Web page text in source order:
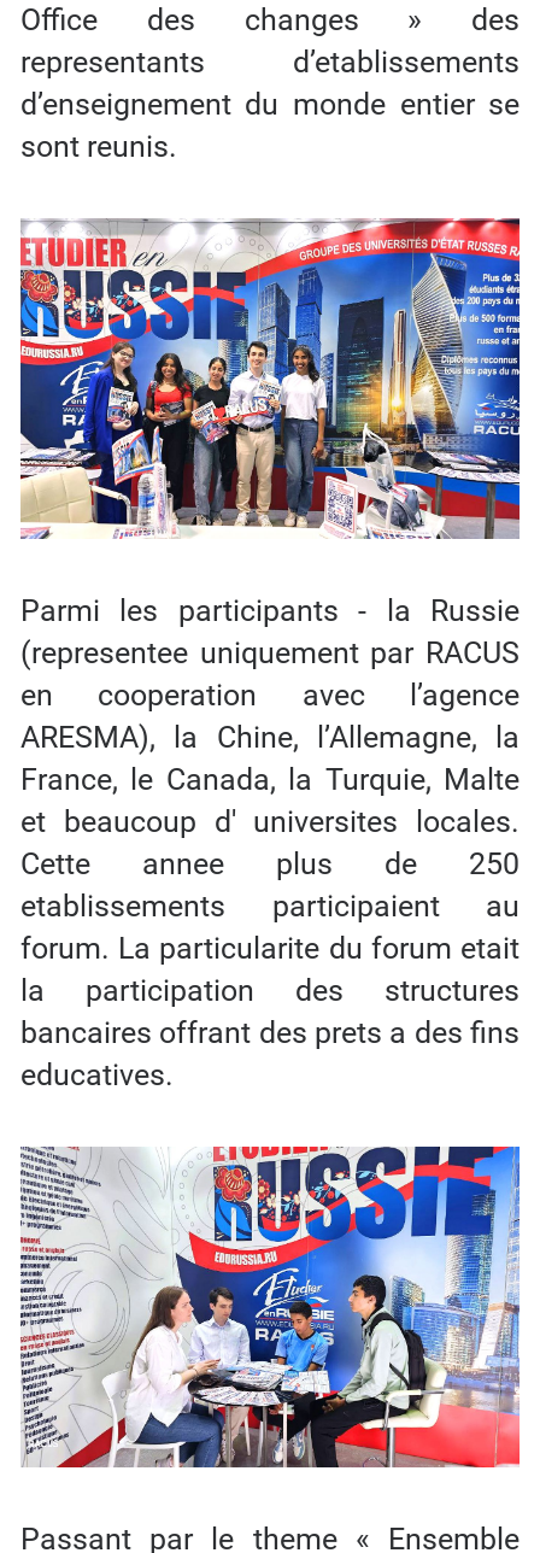
Office des changes » des
representants d’etablissements
d’enseignement du monde entier se
sont reunis.
Parmi les participants - la Russie
(representee uniquement par RACUS
en cooperation avec l’agence
ARESMA), la Chine, l’Allemagne, la
France, le Canada, la Turquie, Malte
et beaucoup d' universites locales.
Cette annee plus de 250
etablissements participaient au
forum. La particularite du forum etait
la participation des structures
bancaires offrant des prets a des fins
educatives.
Passant par le theme « Ensemble